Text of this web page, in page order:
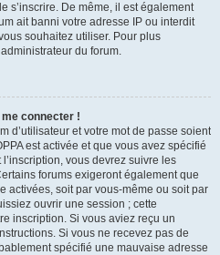
s’inscrire. De même, il est également
ait banni votre adresse IP ou interdit
souhaitez utiliser. Pour plus
du forum.
connecter !
d’utilisateur et votre mot de passe soient
est activée et que vous avez spécifié
vous devrez suivre les
forums exigeront également que
activées, soit par vous-même ou soit par
ouvrir une session ; cette
inscription. Si vous aviez reçu un
Si vous ne recevez pas de
spécifié une mauvaise adresse